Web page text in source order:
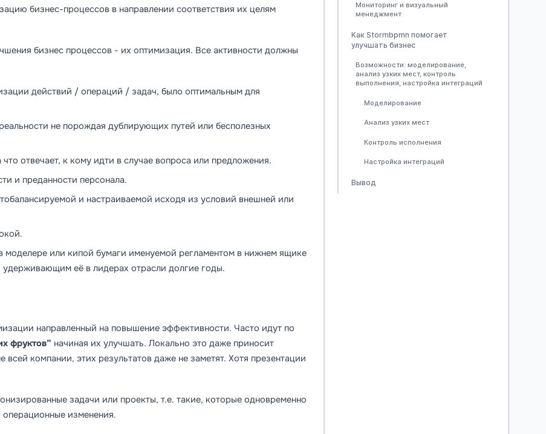
бизнес-процессов в направлении соответствия их целям
бизнес процессов - их оптимизация. Все активности должны
действий / операций / задач, было оптимальным для
не порождая дублирующих путей или бесполезных
отвечает, к кому идти в случае вопроса или предложения.
и преданности персонала.
и настраиваемой исходя из условий внешней или
моделере или кипой бумаги именуемой регламентом в нижнем ящике
удерживающим её в лидерах отрасли долгие годы.
направленный на повышение эффективности. Часто идут по
фруктов” начиная их улучшать. Локально это даже приносит
всей компании, этих результатов даже не заметят. Хотя презентации
задачи или проекты, т.е. такие, которые одновременно
операционные изменения.
Мониторинг и визуальный
менеджмент
Как Stormbpmn помогает
улучшать бизнес
Возможности: моделирование,
анализ узких мест, контроль
выполнения, настройка интеграций
Моделирование
Анализ узких мест
Контроль исполнения
Настройка интеграций
Вывод